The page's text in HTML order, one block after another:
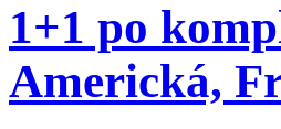
1+1 po
Americká,